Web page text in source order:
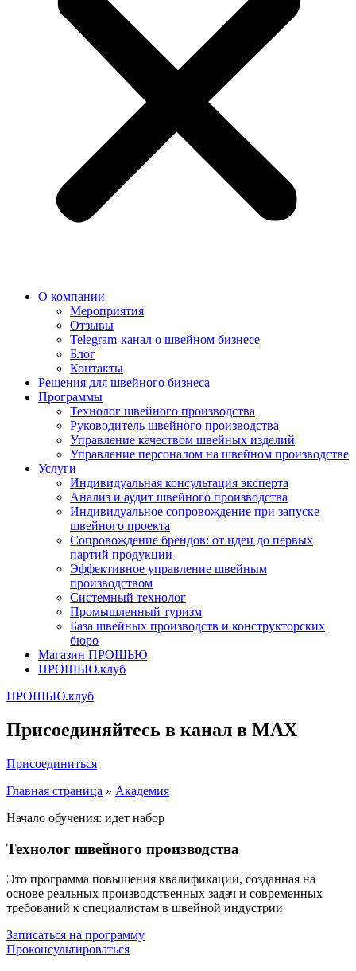
О компании
Мероприятия
Отзывы
Telegram-канал о швейном бизнесе
Блог
Контакты
Решения для швейного бизнеса
Программы
Технолог швейного производства
Руководитель швейного производства
Управление качеством швейных изделий
Управление персоналом на швейном производстве
Услуги
Индивидуальная консультация эксперта
Анализ и аудит швейного производства
Индивидуальное сопровождение при запуске
швейного проекта
Сопровождение брендов: от идеи до первых
партий продукции
Эффективное управление швейным
производством
Системный технолог
Промышленный туризм
База швейных производств и конструкторских
бюро
Магазин ПРОШЬЮ
ПРОШЬЮ.клуб
ПРОШЬЮ.клуб
Присоединяйтесь в канал в MAX
Присоединиться
Главная страница » Академия
Начало обучения: идет набор
Технолог швейного производства
Это программа повышения квалификации, созданная на
основе реальных производственных задач и современных
требований к специалистам в швейной индустрии
Записаться на программу
Проконсультироваться